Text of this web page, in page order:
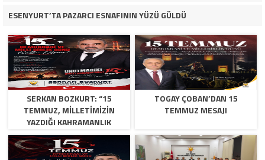
ESENYURT’TA PAZARCI ESNAFININ YÜZÜ GÜLDÜ
SERKAN BOZKURT: “15
TEMMUZ, MILLETIMIZIN
YAZDIĞI KAHRAMANLIK
DESTANIDIR”
TOGAY ÇOBAN’DAN 15
TEMMUZ MESAJI